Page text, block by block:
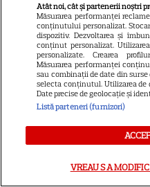
ALTE
Atât noi, cât și partenerii noștri
Măsurarea performanței
conținutului personalizat.
dispozitiv. Dezvoltarea și
conținut personalizat.
personalizate. Crearea
Măsurarea performanței
sau combinații de date din
selecta conținutul. Utilizarea
Date precise de geolocație și
Listă parteneri (furnizori)
VREAU SA